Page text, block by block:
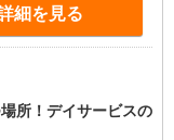
細を見る
所！デイサービスの